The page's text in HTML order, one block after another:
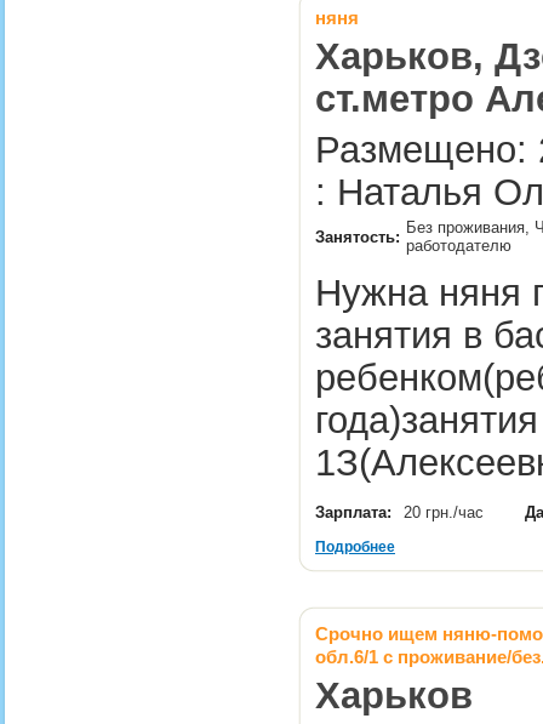
няня
Харьков,
ст.метро
Размещено:
: Наталья
Занятость:
Без проживания,
работодателю
Нyжна няня
занятия в
Зарплата: 20 грн./час
Подробнее
Срочно ищем няню-
обл.6/1 с проживание/
Харьков